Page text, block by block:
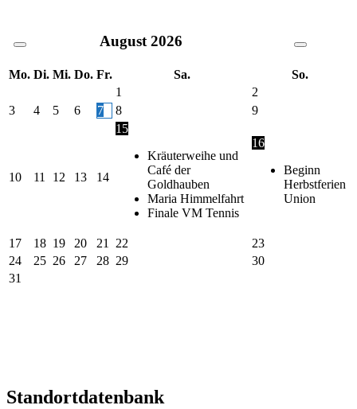
August 2026
Mo. Di. Mi. Do. Fr. Sa.
So.
1
2
3
4 5 6 7 8 9
10 11 12 13 14
15
Kräuterweihe und
Café der
Goldhauben
Maria Himmelfahrt
Finale VM Tennis
16
Beginn
Herbstferien
Union
17 18 19 20 21 22
23
24
25 26 27 28 29
30
31
Standortdatenbank